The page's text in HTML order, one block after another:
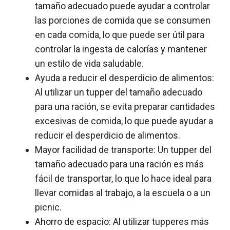
tamaño adecuado puede ayudar a controlar
las porciones de comida que se consumen
en cada comida, lo que puede ser útil para
controlar la ingesta de calorías y mantener
un estilo de vida saludable.
Ayuda a reducir el desperdicio de alimentos:
Al utilizar un tupper del tamaño adecuado
para una ración, se evita preparar cantidades
excesivas de comida, lo que puede ayudar a
reducir el desperdicio de alimentos.
Mayor facilidad de transporte: Un tupper del
tamaño adecuado para una ración es más
fácil de transportar, lo que lo hace ideal para
llevar comidas al trabajo, a la escuela o a un
picnic.
Ahorro de espacio: Al utilizar tupperes más